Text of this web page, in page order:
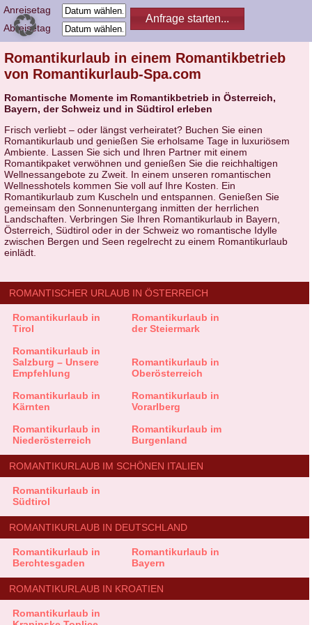
Anreisetag
Abreisetag
Romantikurlaub in einem Romantikbetrieb
von Romantikurlaub-Spa.com
Romantische Momente im Romantikbetrieb in Österreich,
Bayern, der Schweiz und in Südtirol erleben
Frisch verliebt – oder längst verheiratet? Buchen Sie einen
Romantikurlaub und genießen Sie erholsame Tage in luxuriösem
Ambiente. Lassen Sie sich und Ihren Partner mit einem
Romantikpaket verwöhnen und genießen Sie die reichhaltigen
Wellnessangebote zu Zweit. In einem unseren romantischen
Wellnesshotels kommen Sie voll auf Ihre Kosten. Ein
Romantikurlaub zum Kuscheln und entspannen. Genießen Sie
gemeinsam den Sonnenuntergang inmitten der herrlichen
Landschaften. Verbringen Sie Ihren Romantikurlaub in Bayern,
Österreich, Südtirol oder in der Schweiz wo romantische Idylle
zwischen Bergen und Seen regelrecht zu einem Romantikurlaub
einlädt.
ROMANTISCHER URLAUB IN ÖSTERREICH
Romantikurlaub in
Tirol
Romantikurlaub in
der Steiermark
Romantikurlaub in
Salzburg – Unsere
Empfehlung
Romantikurlaub in
Oberösterreich
Romantikurlaub in
Kärnten
Romantikurlaub in
Vorarlberg
Romantikurlaub in
Niederösterreich
Romantikurlaub im
Burgenland
ROMANTIKURLAUB IM SCHÖNEN ITALIEN
Romantikurlaub in
Südtirol
ROMANTIKURLAUB IN DEUTSCHLAND
Romantikurlaub in
Berchtesgaden
Romantikurlaub in
Bayern
ROMANTIKURLAUB IN KROATIEN
Romantikurlaub in